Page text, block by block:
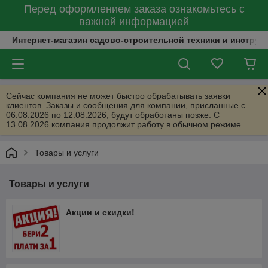
Перед оформлением заказа ознакомьтесь с
важной информацией
Интернет-магазин садово-строительной техники и
Сейчас компания не может быстро обрабатывать заявки
клиентов. Заказы и сообщения для компании, присланные с
06.08.2026 по 12.08.2026, будут обработаны позже. С
13.08.2026 компания продолжит работу в обычном режиме.
Товары и услуги
Товары и услуги
Акции и скидки!